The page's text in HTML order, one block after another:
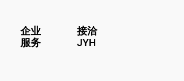
企业
服务
接洽
JYH